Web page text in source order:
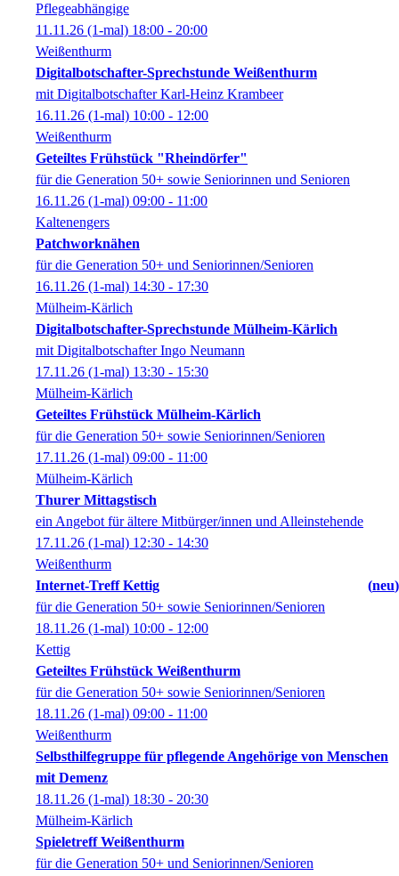
Pflegeabhängige
11.11.26 (1-mal) 18:00 - 20:00
Weißenthurm
Digitalbotschafter-Sprechstunde Weißenthurm
mit Digitalbotschafter Karl-Heinz Krambeer
16.11.26 (1-mal) 10:00 - 12:00
Weißenthurm
Geteiltes Frühstück "Rheindörfer"
für die Generation 50+ sowie Seniorinnen und Senioren
16.11.26 (1-mal) 09:00 - 11:00
Kaltenengers
Patchworknähen
für die Generation 50+ und Seniorinnen/Senioren
16.11.26 (1-mal) 14:30 - 17:30
Mülheim-Kärlich
Digitalbotschafter-Sprechstunde Mülheim-Kärlich
mit Digitalbotschafter Ingo Neumann
17.11.26 (1-mal) 13:30 - 15:30
Mülheim-Kärlich
Geteiltes Frühstück Mülheim-Kärlich
für die Generation 50+ sowie Seniorinnen/Senioren
17.11.26 (1-mal) 09:00 - 11:00
Mülheim-Kärlich
Thurer Mittagstisch
ein Angebot für ältere Mitbürger/innen und Alleinstehende
17.11.26 (1-mal) 12:30 - 14:30
Weißenthurm
Internet-Treff Kettig
neu
für die Generation 50+ sowie Seniorinnen/Senioren
18.11.26 (1-mal) 10:00 - 12:00
Kettig
Geteiltes Frühstück Weißenthurm
für die Generation 50+ sowie Seniorinnen/Senioren
18.11.26 (1-mal) 09:00 - 11:00
Weißenthurm
Selbsthilfegruppe für pflegende Angehörige von Menschen
mit Demenz
18.11.26 (1-mal) 18:30 - 20:30
Mülheim-Kärlich
Spieletreff Weißenthurm
für die Generation 50+ und Seniorinnen/Senioren